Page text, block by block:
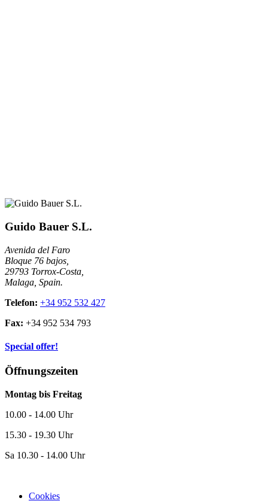
Guido Bauer S.L.
Avenida del Faro
Bloque 76 bajos,
29793 Torrox-Costa,
Malaga, Spain.
Telefon: +34 952 532 427
Fax: +34 952 534 793
Special offer!
Öffnungszeiten
Montag bis Freitag
10.00 - 14.00 Uhr
15.30 - 19.30 Uhr
Sa 10.30 - 14.00 Uhr
Cookies